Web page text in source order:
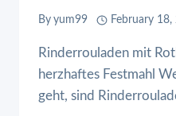
By yum99 February 18,
Rinderrouladen mit
herzhaftes Festmahl
geht, sind